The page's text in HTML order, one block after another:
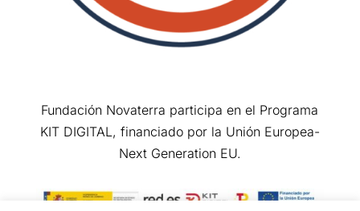
Fundación Novaterra participa en el Programa
KIT DIGITAL, financiado por la Unión Europea-
Next Generation EU.